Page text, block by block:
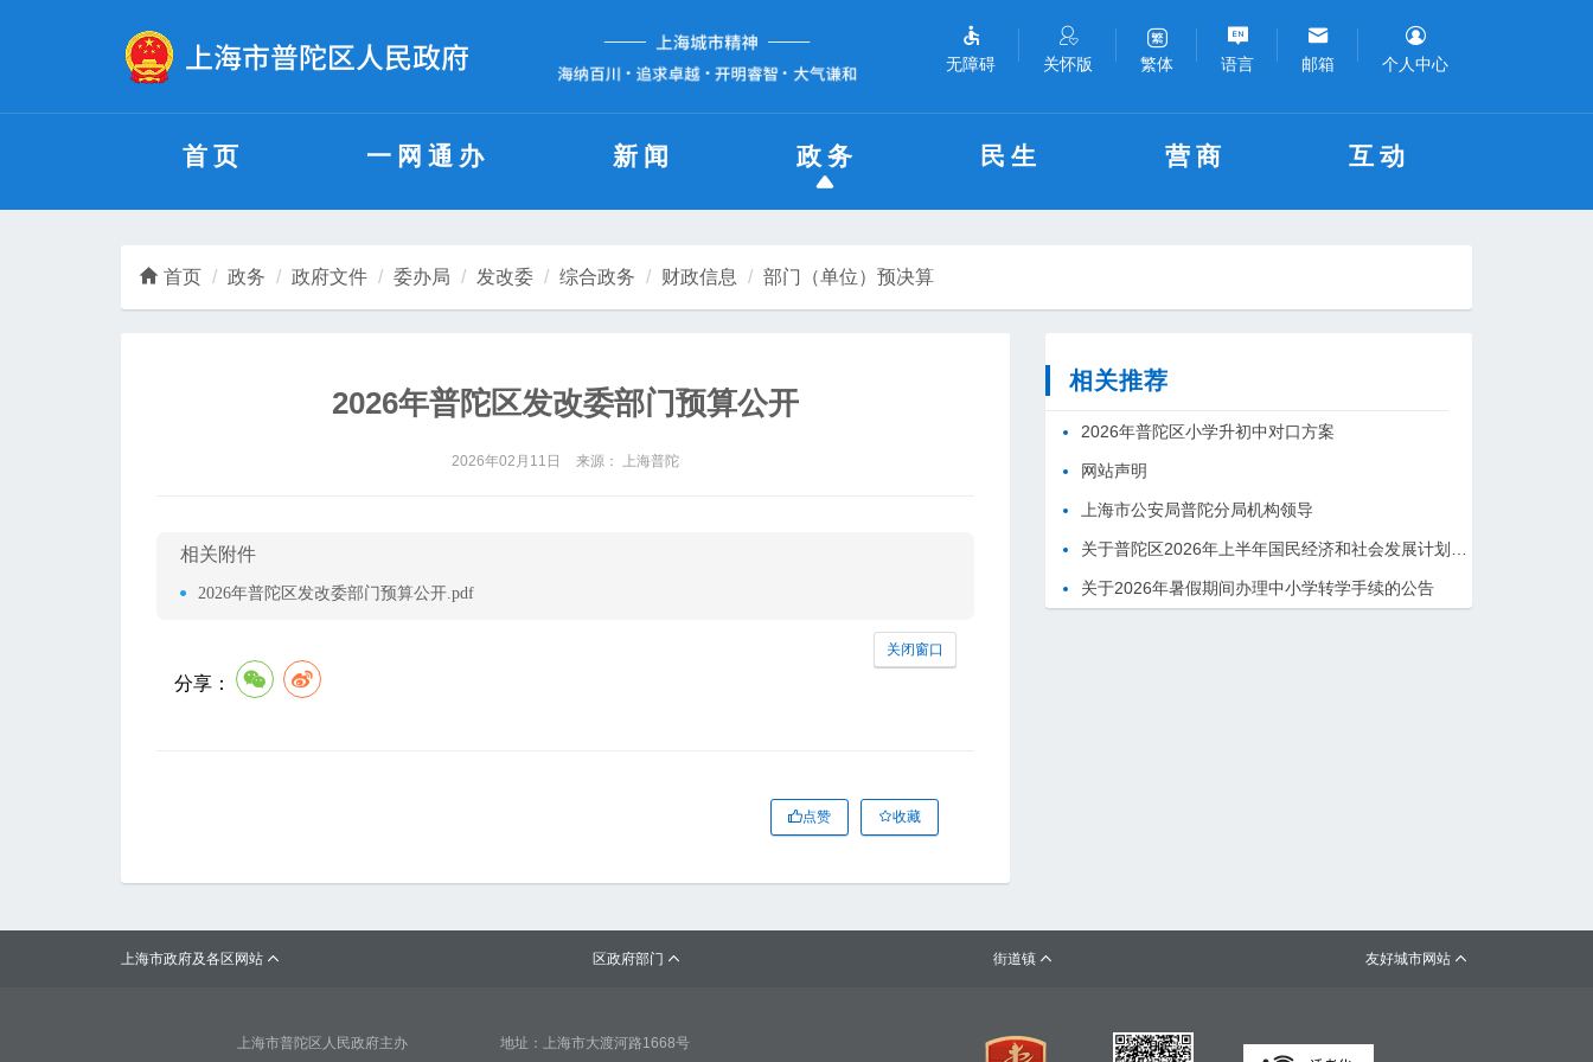
无障碍 关怀版 繁体 语言 邮箱 个人中心
首页 一网通办 新闻 政务 民生 营商 互动
首页 政务 政府文件 委办局 发改委 综合政务 财政信息 部门（单位）预决算
2026年普陀区发改委部门预算公开
2026年02月11日 来源： 上海普陀
相关附件
2026年普陀区发改委部门预算公开.pdf
分享：
关闭窗口
点赞 收藏
相关推荐
2026年普陀区小学升初中对口方案
网站声明
上海市公安局普陀分局机构领导
关于2026年暑假期间办理中小学转学手续的公告
上海市政府及各区网站  区政府部门  街道镇  友好城市网站 
上海市普陀区人民政府主办 地址：上海市大渡河路1668号